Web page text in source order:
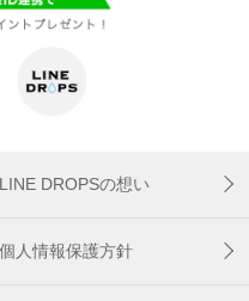
LINE DROPSの想い
個人情報保護方針